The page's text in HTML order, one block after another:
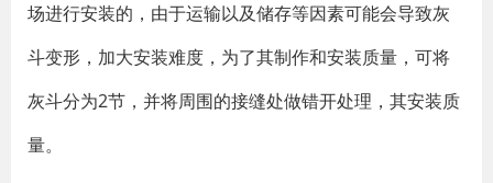
场进行安装的，由于运输以及储存等因素可能会导致灰
斗变形，加大安装难度，为了其制作和安装质量，可将
灰斗分为2节，并将周围的接缝处做错开处理，其安装质
量。